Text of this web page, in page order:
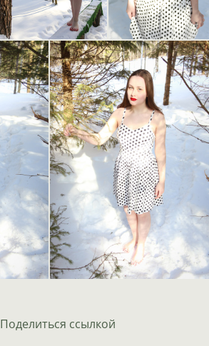
Поделиться ссылкой